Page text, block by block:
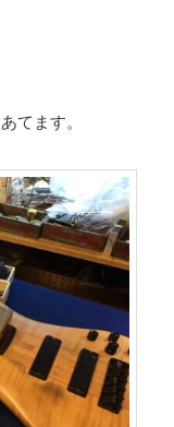
てます。